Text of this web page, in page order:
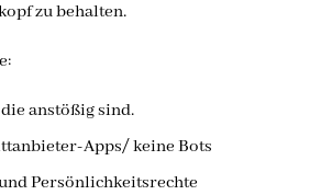
zu behalten.
anstößig sind.
Apps/ keine Bots
Persönlichkeitsrechte